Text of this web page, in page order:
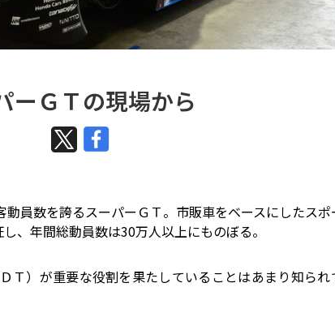
ーＧＴの現場から
員数を誇るスーパーＧＴ。市販車をベースにしたスポ
、年間総動員数は30万人以上にものぼる。
）が重要な役割を果たしていることはあまり知られ